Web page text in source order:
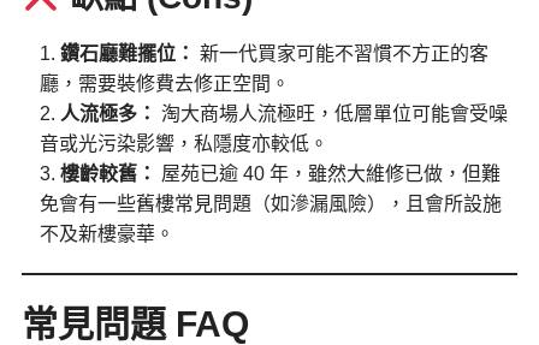
鑽石廳難擺位： 新一代買家可能不習慣不方正的客
廳，需要裝修費去修正空間。
人流極多： 淘大商場人流極旺，低層單位可能會受噪
音或光污染影響，私隱度亦較低。
樓齡較舊：
屋苑已逾 40 年，雖然大維修已做，但難
免會有一些舊樓常見問題（如滲漏風險），且會所設施
不及新樓豪華。
常見問題 FAQ